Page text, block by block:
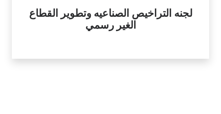
لجنه التراخيص الصناعيه وتطوير القطاع
الغير رسمي